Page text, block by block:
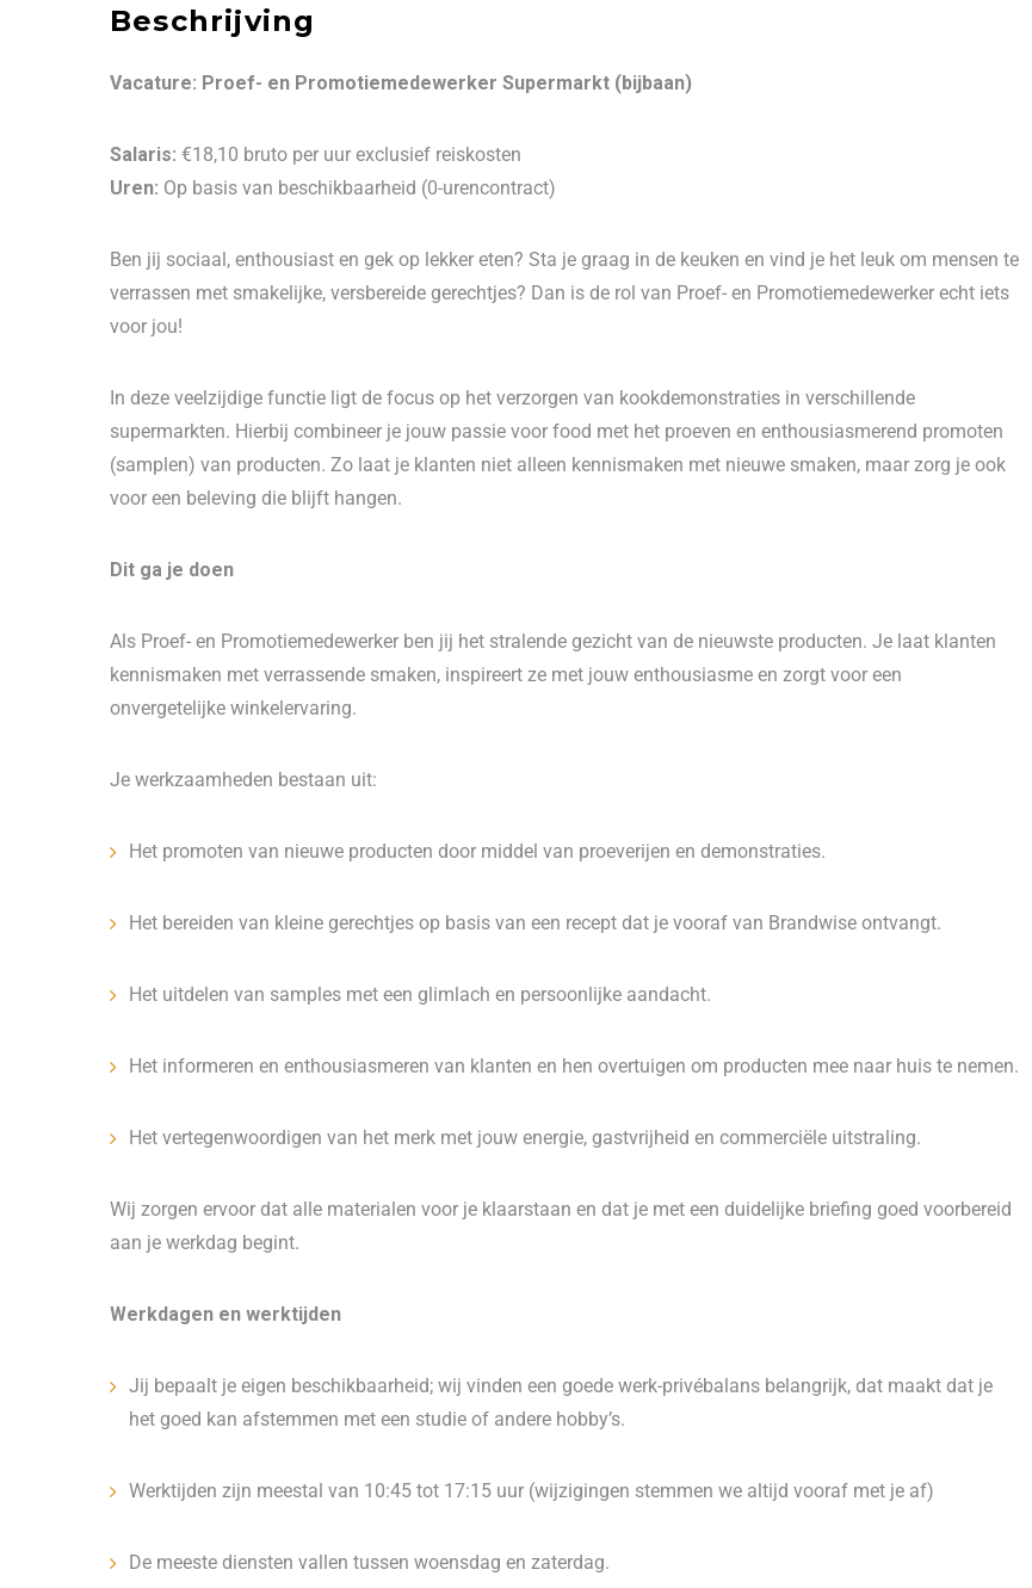
Beschrijving
Vacature: Proef- en Promotiemedewerker Supermarkt (bijbaan)
Salaris: €18,10 bruto per uur exclusief reiskosten
Uren: Op basis van beschikbaarheid (0-urencontract)
Ben jij sociaal, enthousiast en gek op lekker eten? Sta je graag in de keuken en vind je het leuk om mensen te
verrassen met smakelijke, versbereide gerechtjes? Dan is de rol van Proef- en Promotiemedewerker echt iets
voor jou!
In deze veelzijdige functie ligt de focus op het verzorgen van kookdemonstraties in verschillende
supermarkten. Hierbij combineer je jouw passie voor food met het proeven en enthousiasmerend promoten
(samplen) van producten. Zo laat je klanten niet alleen kennismaken met nieuwe smaken, maar zorg je ook
voor een beleving die blijft hangen.
Dit ga je doen
Als Proef- en Promotiemedewerker ben jij het stralende gezicht van de nieuwste producten. Je laat klanten
kennismaken met verrassende smaken, inspireert ze met jouw enthousiasme en zorgt voor een
onvergetelijke winkelervaring.
Je werkzaamheden bestaan uit:
Het promoten van nieuwe producten door middel van proeverijen en demonstraties.
Het bereiden van kleine gerechtjes op basis van een recept dat je vooraf van Brandwise ontvangt.
Het uitdelen van samples met een glimlach en persoonlijke aandacht.
Het informeren en enthousiasmeren van klanten en hen overtuigen om producten mee naar huis te nemen.
Het vertegenwoordigen van het merk met jouw energie, gastvrijheid en commerciële uitstraling.
Wij zorgen ervoor dat alle materialen voor je klaarstaan en dat je met een duidelijke briefing goed voorbereid
aan je werkdag begint.
Werkdagen en werktijden
Jij bepaalt je eigen beschikbaarheid; wij vinden een goede werk-privébalans belangrijk, dat maakt dat je
het goed kan afstemmen met een studie of andere hobby’s.
Werktijden zijn meestal van 10:45 tot 17:15 uur (wijzigingen stemmen we altijd vooraf met je af)
De meeste diensten vallen tussen woensdag en zaterdag.